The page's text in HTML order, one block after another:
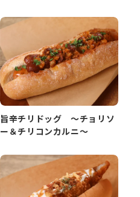
旨辛チリドッグ ～チョリソ
ー＆チリコンカルニ～